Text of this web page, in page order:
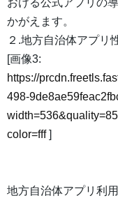
おける公式アプリの
かがえます。
２.地方自治体アプリ
[画像3:
https://
498-
color=fff]
地方自治体アプリ利